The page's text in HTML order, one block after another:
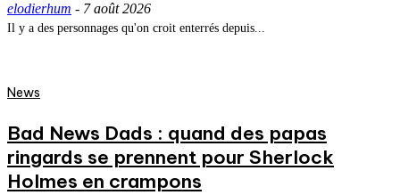
elodierhum - 7 août 2026
Il y a des personnages qu'on croit enterrés depuis...
News
Bad News Dads : quand des papas
ringards se prennent pour Sherlock
Holmes en crampons